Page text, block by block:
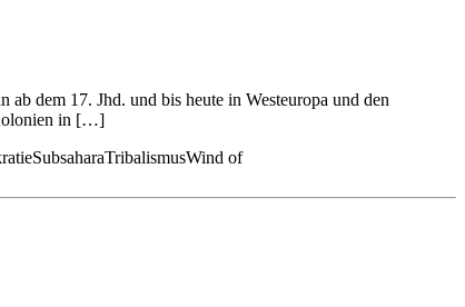
dem 17. Jhd. und bis heute in Westeuropa und den
in […]
SubsaharaTribalismusWind of